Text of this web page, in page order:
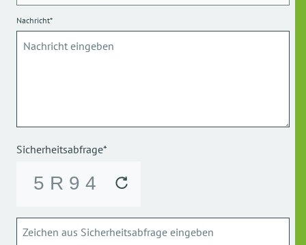
Nachricht*
Sicherheitsabfrage*